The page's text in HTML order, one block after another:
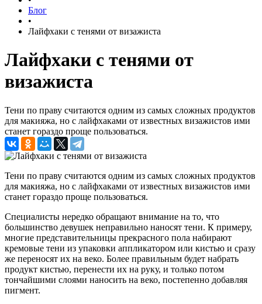
Блог
•
Лайфхаки с тенями от визажиста
Лайфхаки с тенями от
визажиста
Тени по праву считаются одним из самых сложных продуктов
для макияжа, но с лайфхаками от известных визажистов ими
станет гораздо проще пользоваться.
Тени по праву считаются одним из самых сложных продуктов
для макияжа, но с лайфхаками от известных визажистов ими
станет гораздо проще пользоваться.
Специалисты нередко обращают внимание на то, что
большинство девушек неправильно наносят тени. К примеру,
многие представительницы прекрасного пола набирают
кремовые тени из упаковки аппликатором или кистью и сразу
же переносят их на веко. Более правильным будет набрать
продукт кистью, перенести их на руку, и только потом
тончайшими слоями наносить на веко, постепенно добавляя
пигмент.